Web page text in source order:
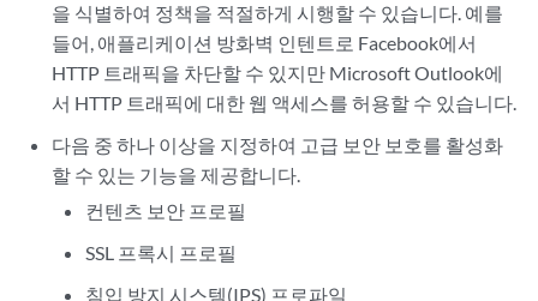
을 식별하여 정책을 적절하게 시행할 수 있습니다. 예를
들어, 애플리케이션 방화벽 인텐트로 Facebook에서
HTTP 트래픽을 차단할 수 있지만 Microsoft Outlook에
서 HTTP 트래픽에 대한 웹 액세스를 허용할 수 있습니다.
다음 중 하나 이상을 지정하여 고급 보안 보호를 활성화
할 수 있는 기능을 제공합니다.
컨텐츠 보안 프로필
SSL 프록시 프로필
침입 방지 시스템(IPS) 프로파일